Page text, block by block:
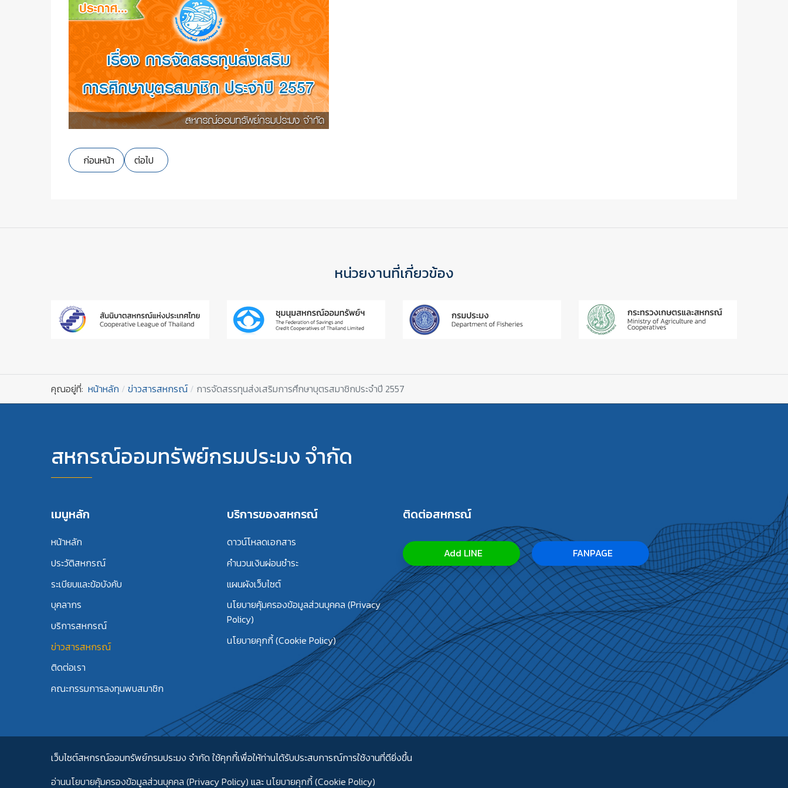
เนื้อหาก่อนหน้า: ใบแจ้งการชำระเงิน
ก่อนหน้า เนื้อหาถัดไป: รับสมัครผู้สอบบัญชีสหกรณ์ออมทรัพย์ฯ
ต่อไป
หน่วยงานที่เกี่ยวข้อง
คุณอยู่ที่: หน้าหลัก ข่าวสารสหกรณ์ การจัดสรรทุนส่งเสริมการศึกษาบุตรสมาชิกประจำปี 2557
สหกรณ์ออมทรัพย์กรมประมง จำกัด
เมนูหลัก
หน้าหลัก
ประวัติสหกรณ์
ระเบียบและข้อบังคับ
บุคลากร
บริการสหกรณ์
ข่าวสารสหกรณ์
ติดต่อเรา
คณะกรรมการลงทุนพบสมาชิก
บริการของสหกรณ์
ดาวน์โหลดเอกสาร
คำนวนเงินผ่อนชำระ
แผนผังเว็บไซต์
นโยบายคุ้มครองข้อมูลส่วนบุคคล (Privacy
Policy)
นโยบายคุกกี้ (Cookie Policy)
ติดต่อสหกรณ์
Add LINE FANPAGE
เว็บไซต์สหกรณ์ออมทรัพย์กรมประมง จำกัด ใช้คุกกี้เพื่อให้ท่านได้รับประสบการณ์การใช้งานที่ดียิ่งขึ้น
อ่านนโยบายคุ้มครองข้อมูลส่วนบุคคล (Privacy Policy) และนโยบายคุกกี้ (Cookie Policy)